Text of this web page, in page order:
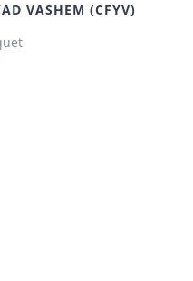
VASHEM (CFYV)